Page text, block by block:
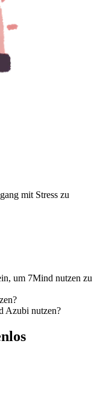
mit Stress zu
um 7Mind nutzen zu
Azubi nutzen?